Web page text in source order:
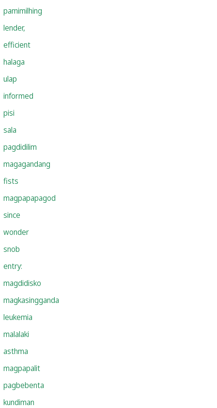
pamimilhing
lender,
efficient
halaga
ulap
informed
pisi
sala
pagdidilim
magagandang
fists
magpapapagod
since
wonder
snob
entry:
magdidisko
magkasingganda
leukemia
malalaki
asthma
magpapalit
pagbebenta
kundiman